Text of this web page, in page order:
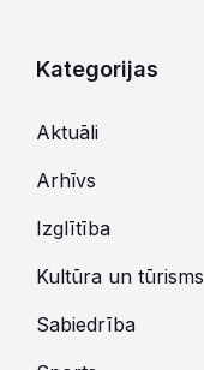
Kategorijas
Aktuāli
Arhīvs
Izglītība
Kultūra un tūrisms
Sabiedrība